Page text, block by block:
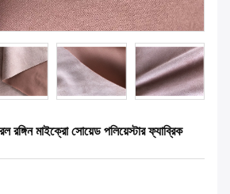
রঙ্গিন মাইক্রো সোয়েড পলিয়েস্টার ফ্যাব্রিক